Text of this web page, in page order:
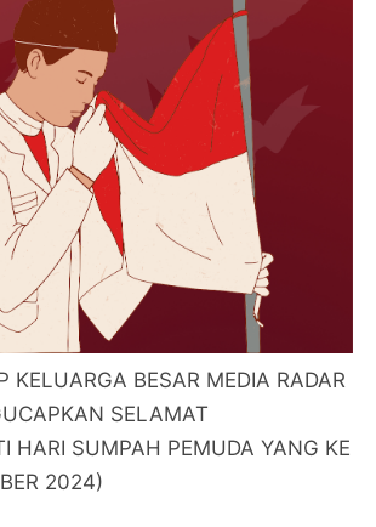
KELUARGA BESAR MEDIA RADAR
SELAMAT
HARI SUMPAH PEMUDA YANG KE
2024)